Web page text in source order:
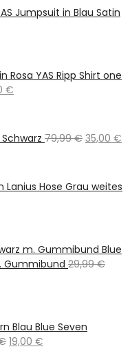
Jumpsuit in Blau Satin
YAS Ripp Shirt one
€
€
25,00 €.
Schwarz 79,99€
79,99 €
35,00 €
Lanius Hose Grau weites
Blue
Gummibund 29,99€
Blue Seven
Ursprünglicher
19,00 €